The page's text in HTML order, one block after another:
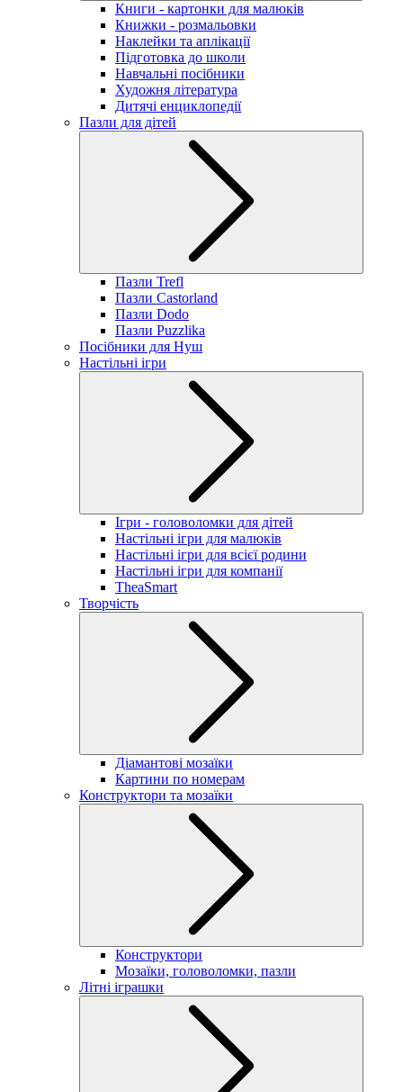
Книги - картонки для малюків
Книжки - розмальовки
Наклейки та аплікації
Підготовка до школи
Навчальні посібники
Художня література
Дитячі енциклопедії
Пазли для дітей
Пазли Trefl
Пазли Castorland
Пазли Dodo
Пазли Puzzlika
Посібники для Нуш
Настільні ігри
Ігри - головоломки для дітей
Настільні ігри для малюків
Настільні ігри для всієї родини
Настільні ігри для компанії
TheaSmart
Творчість
Діамантові мозаїки
Картини по номерам
Конструктори та мозаїки
Конструктори
Мозаїки, головоломки, пазли
Літні іграшки